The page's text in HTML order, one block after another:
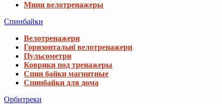
Мини велотренажеры
Спинбайки
Велотренажери
Горизонтальні велотренажери
Пульсометри
Коврики под тренажеры
Спин байки магнитные
Спинбайки для дома
Орбитреки